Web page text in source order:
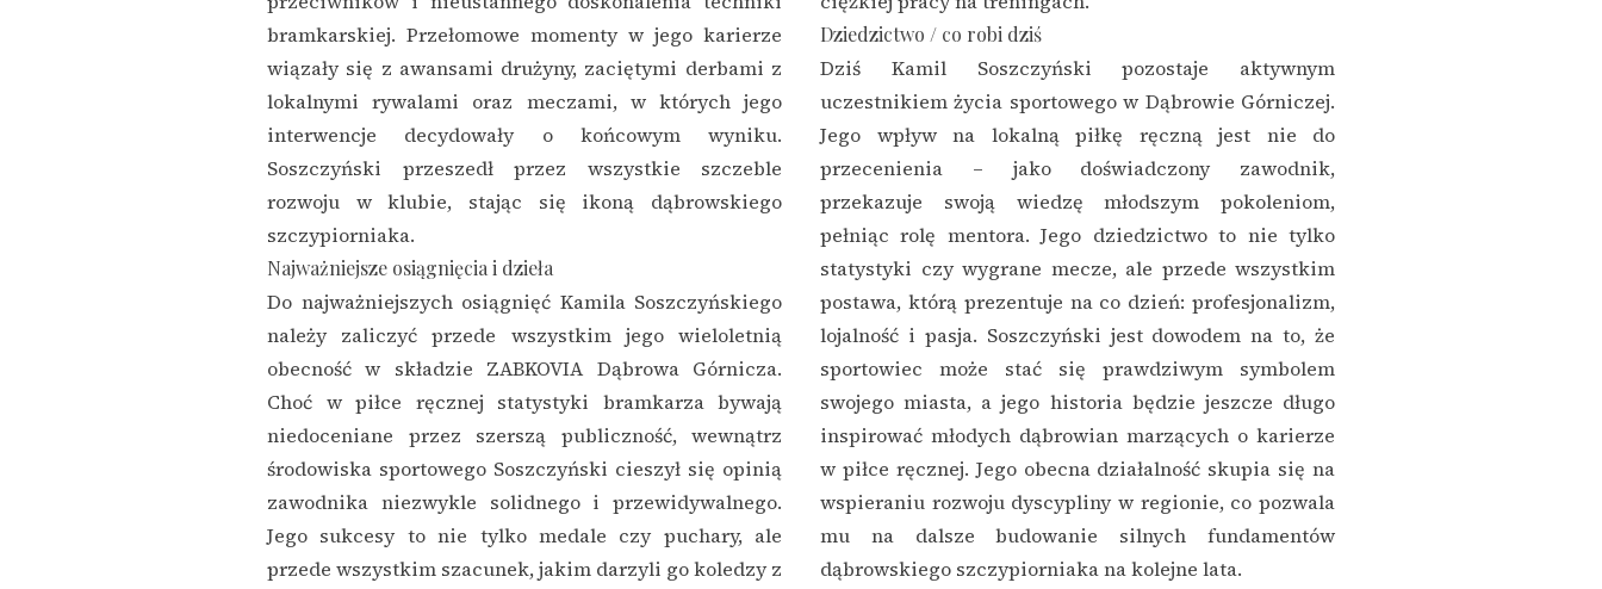
bramkarskiej. Przełomowe momenty w jego karierze
wiązały się z awansami drużyny, zaciętymi derbami z
lokalnymi rywalami oraz meczami, w których jego
interwencje decydowały o końcowym wyniku.
Soszczyński przeszedł przez wszystkie szczeble
rozwoju w klubie, stając się ikoną dąbrowskiego
szczypiorniaka.
Najważniejsze osiągnięcia i dzieła
Do najważniejszych osiągnięć Kamila Soszczyńskiego
należy zaliczyć przede wszystkim jego wieloletnią
obecność w składzie ZABKOVIA Dąbrowa Górnicza.
Choć w piłce ręcznej statystyki bramkarza bywają
niedoceniane przez szerszą publiczność, wewnątrz
środowiska sportowego Soszczyński cieszył się opinią
zawodnika niezwykle solidnego i przewidywalnego.
Jego sukcesy to nie tylko medale czy puchary, ale
przede wszystkim szacunek, jakim darzyli go koledzy z
Dziedzictwo / co robi dziś
Dziś Kamil Soszczyński pozostaje aktywnym
uczestnikiem życia sportowego w Dąbrowie Górniczej.
Jego wpływ na lokalną piłkę ręczną jest nie do
przecenienia – jako doświadczony zawodnik,
przekazuje swoją wiedzę młodszym pokoleniom,
pełniąc rolę mentora. Jego dziedzictwo to nie tylko
statystyki czy wygrane mecze, ale przede wszystkim
postawa, którą prezentuje na co dzień: profesjonalizm,
lojalność i pasja. Soszczyński jest dowodem na to, że
sportowiec może stać się prawdziwym symbolem
swojego miasta, a jego historia będzie jeszcze długo
inspirować młodych dąbrowian marzących o karierze
w piłce ręcznej. Jego obecna działalność skupia się na
wspieraniu rozwoju dyscypliny w regionie, co pozwala
mu na dalsze budowanie silnych fundamentów
dąbrowskiego szczypiorniaka na kolejne lata.